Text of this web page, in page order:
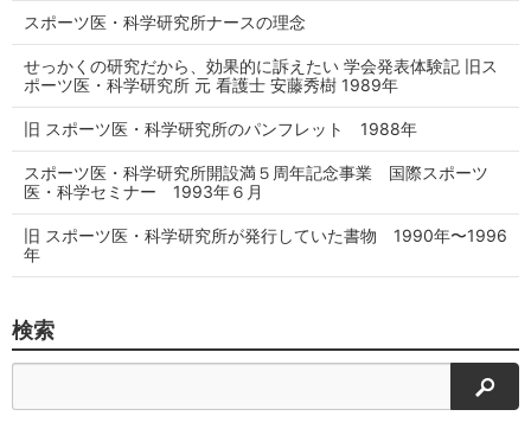
スポーツ医・科学研究所ナースの理念
せっかくの研究だから、効果的に訴えたい 学会発表体験記 旧ス
ポーツ医・科学研究所 元 看護士 安藤秀樹 1989年
旧 スポーツ医・科学研究所のパンフレット 1988年
スポーツ医・科学研究所開設満５周年記念事業 国際スポーツ
医・科学セミナー 1993年６月
旧 スポーツ医・科学研究所が発行していた書物 1990年〜1996
年
検索
検索